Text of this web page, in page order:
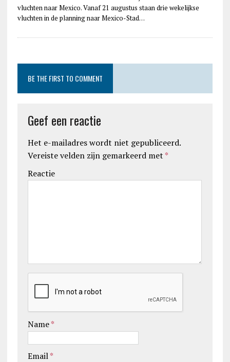
vluchten naar Mexico. Vanaf 21 augustus staan drie wekelijkse
vluchten in de planning naar Mexico-Stad…
BE THE FIRST TO COMMENT
Geef een reactie
Het e-mailadres wordt niet gepubliceerd.
Vereiste velden zijn gemarkeerd met *
Reactie
Name*
Email*